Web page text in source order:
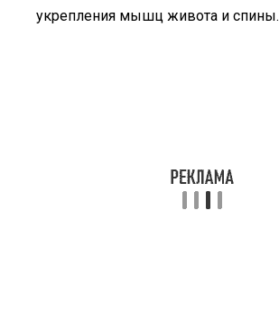
укрепления мышц живота и спины.